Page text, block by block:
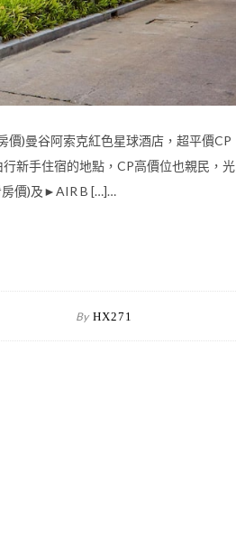
)曼谷阿索克紅色星球酒店，超平價CP
新手住宿的地點，CP高價位也親民，光
房價)及►AIR B […]…
By HX271